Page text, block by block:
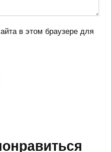
в этом браузере для